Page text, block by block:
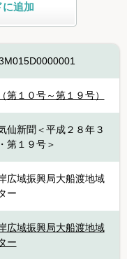
追加
第１０号～第１９号）
仙新聞＜平成２８年３
第１９号＞
広域振興局大船渡地域
ー
広域振興局大船渡地域
ー